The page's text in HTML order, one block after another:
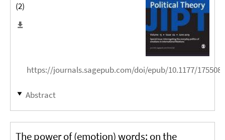
(2)
https://journals.sagepub.com/doi/epub/10.1177/
Abstract
The power of (emotion) words: on the